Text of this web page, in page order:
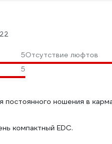
5Отсутствие люфтов
5
постоянного ношения в
компактный EDC.